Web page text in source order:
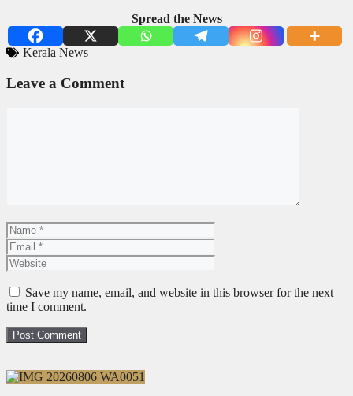
Spread the News
Kerala News
Leave a Comment
Save my name, email, and website in this browser for the next
time I comment.